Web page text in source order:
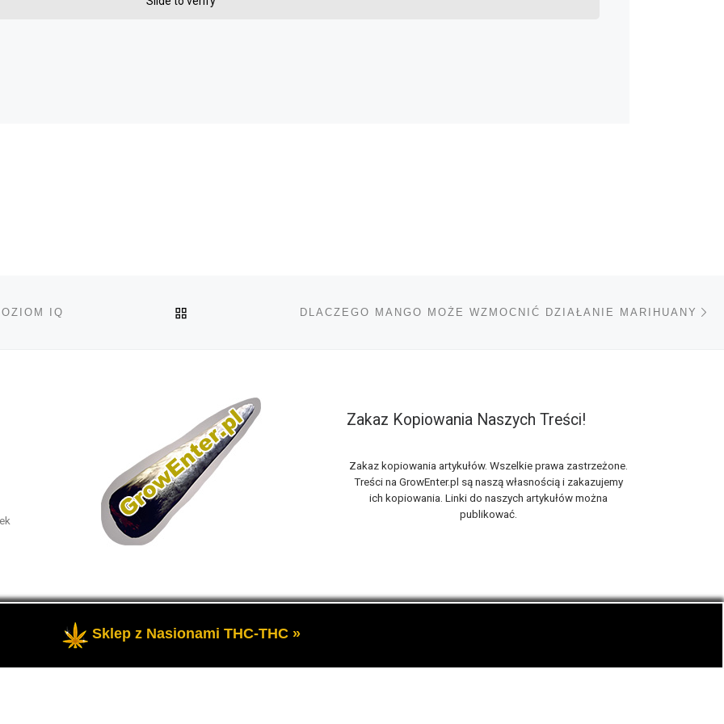
IQ POWRÓT DO LISTY POSTÓWDLACZEGO MANGO MOŻE WZMOCNIĆ DZIAŁANIE MARIHUANY
Zakaz Kopiowania Naszych Treści!
Zakaz kopiowania artykułów. Wszelkie prawa zastrzeżone.
Treści na GrowEnter.pl są naszą własnością i zakazujemy
ich kopiowania. Linki do naszych artykułów można
publikować.
- Portal GrowEnter to strona o tematyce marihuany thc, potocznie zwanej trawką i konopi cbd.
Sklep z Nasionami THC-THC »